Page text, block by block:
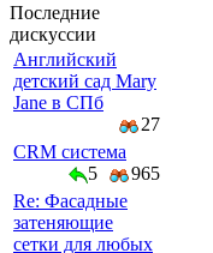
Последние
дискуссии
Английский
детский сад Mary
Jane в СПб
27
CRM система
5
965
Re: Фасадные
затеняющие
сетки для любых